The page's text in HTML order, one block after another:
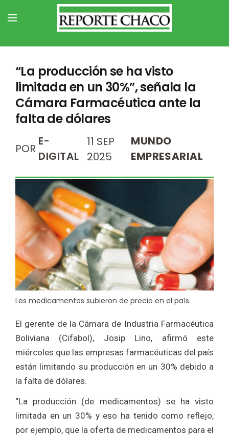
“La producción se ha visto
limitada en un 30%”, señala la
Cámara Farmacéutica ante la
falta de dólares
POR
E-
DIGITAL
11 SEP
2025
MUNDO
EMPRESARIAL
Los medicamentos subieron de precio en el país.
El gerente de la Cámara de Industria Farmacéutica
Boliviana (Cifabol), Josip Lino, afirmó este
miércoles que las empresas farmacéuticas del país
están limitando su producción en un 30% debido a
la falta de dólares.
“La producción (de medicamentos) se ha visto
limitada en un 30% y eso ha tenido como reflejo,
por ejemplo, que la oferta de medicamentos para el